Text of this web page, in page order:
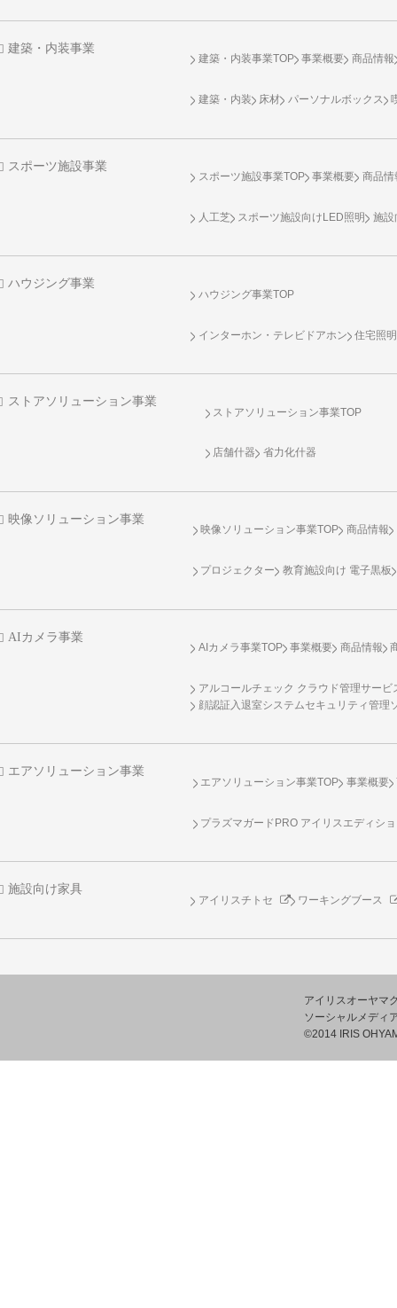
建築・内装事業
建築・内装事業TOP 事業概要 商品情報
建築・内装 床材 パーソナルボックス
スポーツ施設事業
スポーツ施設事業TOP 事業概要 商品情
人工芝 スポーツ施設向けLED照明 施設
ハウジング事業
ハウジング事業TOP
インターホン・テレビドアホン 住宅照明
ストアソリューション事業
ストアソリューション事業TOP
店舗什器 省力化什器
映像ソリューション事業
映像ソリューション事業TOP 商品情報
プロジェクター 教育施設向け 電子黒板
AIカメラ事業
AIカメラ事業TOP 事業概要 商品情報
アルコールチェック クラウド管理サービ
顔認証入退室システムセキュリティ管理
エアソリューション事業
エアソリューション事業TOP 事業概要
プラズマガードPRO アイリスエディシ
施設向け家具
アイリスチトセ ワーキングブース
アイリスオーヤマ
ソーシャルメディ
©2014 IRIS